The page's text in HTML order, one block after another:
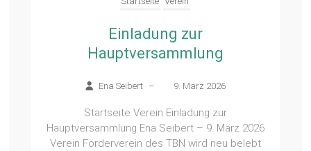
Einladung zur
Hauptversammlung
Ena Seibert – 9. März 2026
Startseite Verein Einladung zur
Hauptversammlung Ena Seibert – 9. März 2026
Verein Förderverein des TBN wird neu belebt